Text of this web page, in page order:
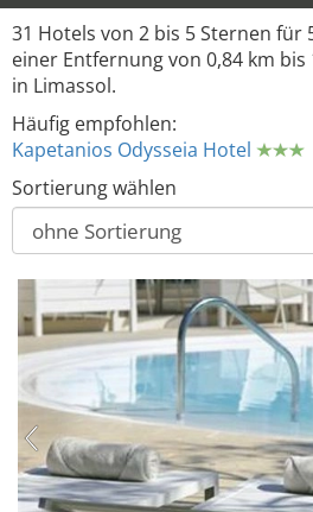
31 Hotels von 2 bis 5 Sternen für
einer Entfernung von 0,84 km
in Limassol.
Häufig empfohlen:
Kapetanios Odysseia Hotel
Sortierung wählen